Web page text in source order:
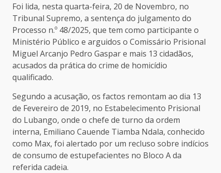
Foi lida, nesta quarta-feira, 20 de Novembro, no
Tribunal Supremo, a sentença do julgamento do
Processo n.º 48/2025, que tem como participante o
Ministério Público e arguidos o Comissário Prisional
Miguel Arcanjo Pedro Gaspar e mais 13 cidadãos,
acusados da prática do crime de homicídio
qualificado.
Segundo a acusação, os factos remontam ao dia 13
de Fevereiro de 2019, no Estabelecimento Prisional
do Lubango, onde o chefe de turno da ordem
interna, Emiliano Cauende Tiamba Ndala, conhecido
como Max, foi alertado por um recluso sobre indícios
de consumo de estupefacientes no Bloco A da
referida cadeia.